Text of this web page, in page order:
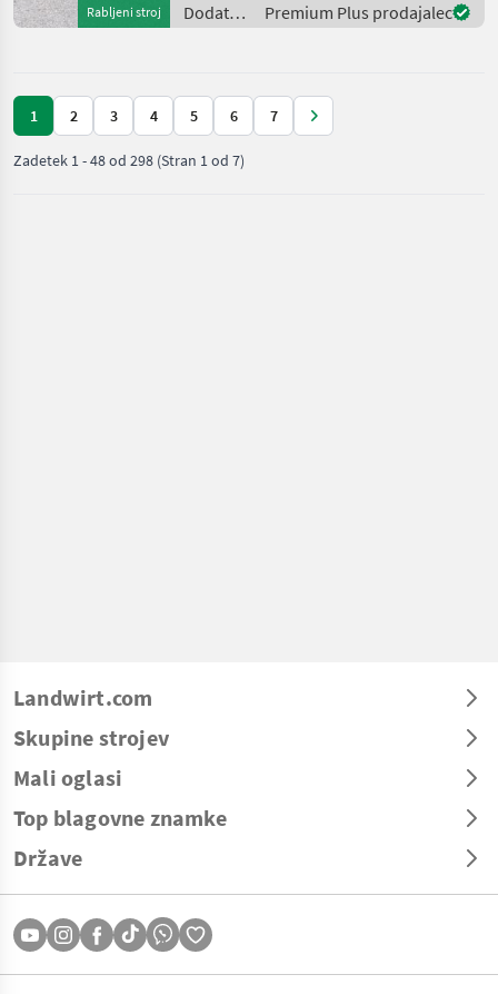
Rabljeni stroj
Dodatna
oprema
/
Sonstige
Premium Plus prodajalec
1 2 3 4 5 6 7
Zadetek 1-48od 298 (Stran 1 od 7)
Landwirt.com
Skupine strojev
Mali oglasi
Top blagovne znamke
Države